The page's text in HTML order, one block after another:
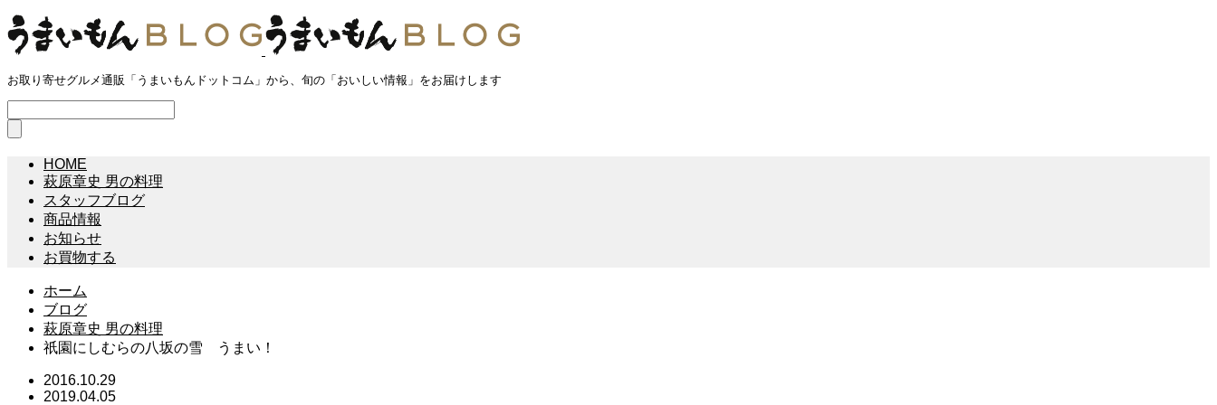
お取り寄せグルメ通販「うまいもんドットコム」から、旬の「おいしい情報」をお届けします
HOME
萩原章史 男の料理
スタッフブログ
商品情報
お知らせ
お買物する
ホーム
ブログ
萩原章史 男の料理
祇園にしむらの八坂の雪 うまい！
2016.10.29
2019.04.05